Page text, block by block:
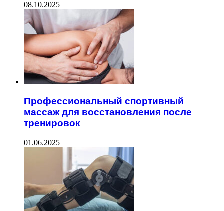
08.10.2025
Профессиональный спортивный
массаж для восстановления после
тренировок
01.06.2025